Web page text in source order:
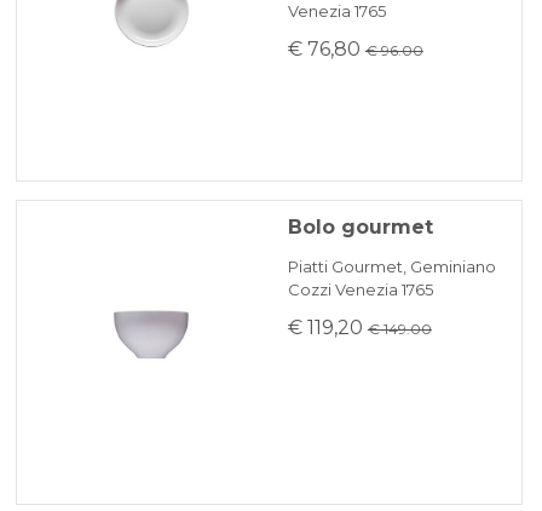
Venezia 1765
€ 76,80 € 96.00
Bolo gourmet
Piatti Gourmet, Geminiano
Cozzi Venezia 1765
€ 119,20 € 149.00